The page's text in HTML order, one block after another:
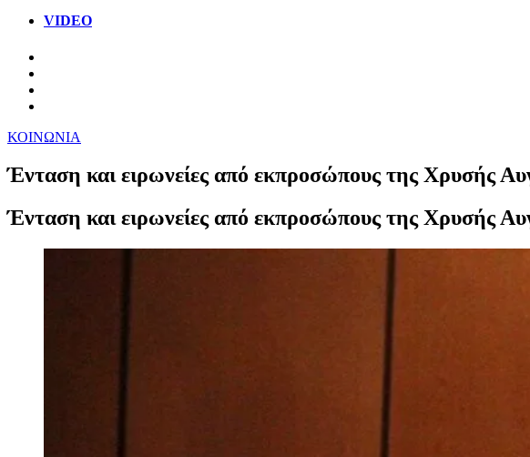
VIDEO
ΚΟΙΝΩΝΙΑ
Ένταση και ειρωνείες από εκπροσώπους της Χρυσής
Ένταση και ειρωνείες από εκπροσώπους της Χρυσής